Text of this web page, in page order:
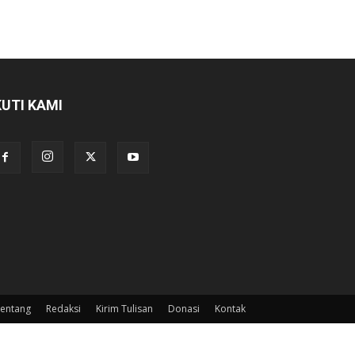
KAMI
Redaksi Kirim Tulisan Donasi Kontak